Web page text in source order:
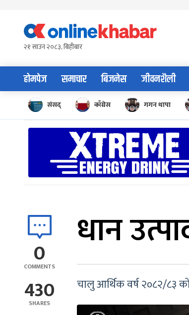
content२१ साउन २०८३, बिहीबार
होमपेज समाचार बिजनेस जीवनशैली
संसद् काँग्रेस गगन थापा
0
COMMENTS
430
SHARES
धान
चालु आर्थिक वर्ष २०८२/८३